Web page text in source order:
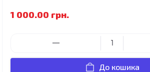
1 000.00 грн.
До кошика